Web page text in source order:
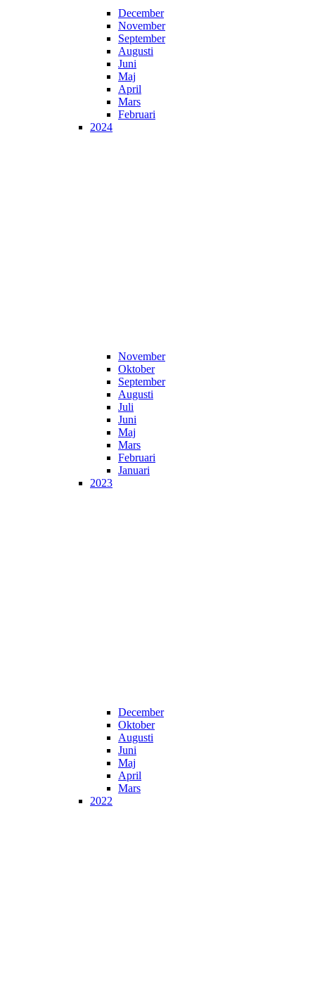
December
November
September
Augusti
Juni
Maj
April
Mars
Februari
2024
November
Oktober
September
Augusti
Juli
Juni
Maj
Mars
Februari
Januari
2023
December
Oktober
Augusti
Juni
Maj
April
Mars
2022